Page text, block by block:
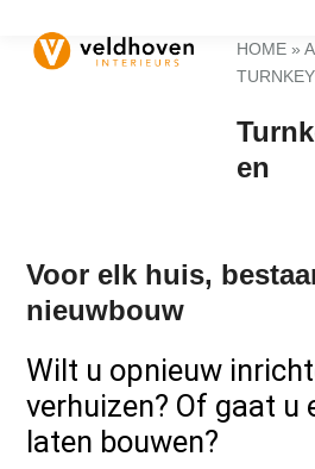
content
mobile
mobile
HOME»
en
Voor elk huis,
nieuwbouw
Wilt u opnieuw
verhuizen? Of gaat u
laten bouwen?